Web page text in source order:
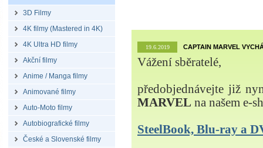
3D Filmy
4K filmy (Mastered in 4K)
4K Ultra HD filmy
Akční filmy
Anime / Manga filmy
Animované filmy
Auto-Moto filmy
Autobiografické filmy
České a Slovenské filmy
19.6.2019 CAPTAIN MARVEL
Vážení sběratelé,
předobjednávejte již
MARVEL na našem e-
SteelBook, Blu-ray a